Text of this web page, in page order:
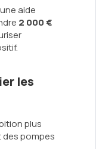
aide
2 000 €
les
plus
des pompes